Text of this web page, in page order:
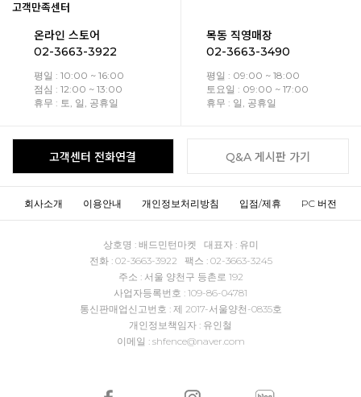
고객만족센터
온라인 스토어
02-3663-3922
평일 : 10:00 ~ 16:00
점심 : 12:00 ~ 13:00
휴무 : 토, 일, 공휴일
목동 직영매장
02-3663-3490
평일 : 09:00 ~ 18:00
토요일 : 09:00 ~ 17:00
휴무 : 일, 공휴일
고객센터 전화연결 Q&A 게시판 가기
회사소개 이용안내 개인정보처리방침 입점/제휴 PC 버전
상호명 : 배드민턴마켓 대표자 : 유미
전화 : 02-3663-3922 팩스 : 02-3663-3245
주소 : 서울 양천구 등촌로 192
사업자등록번호 : 109-86-04781
통신판매업신고번호 : 제 2017-서울양천-0835호
개인정보책임자 : 유인철
이메일 : shfence@naver.com